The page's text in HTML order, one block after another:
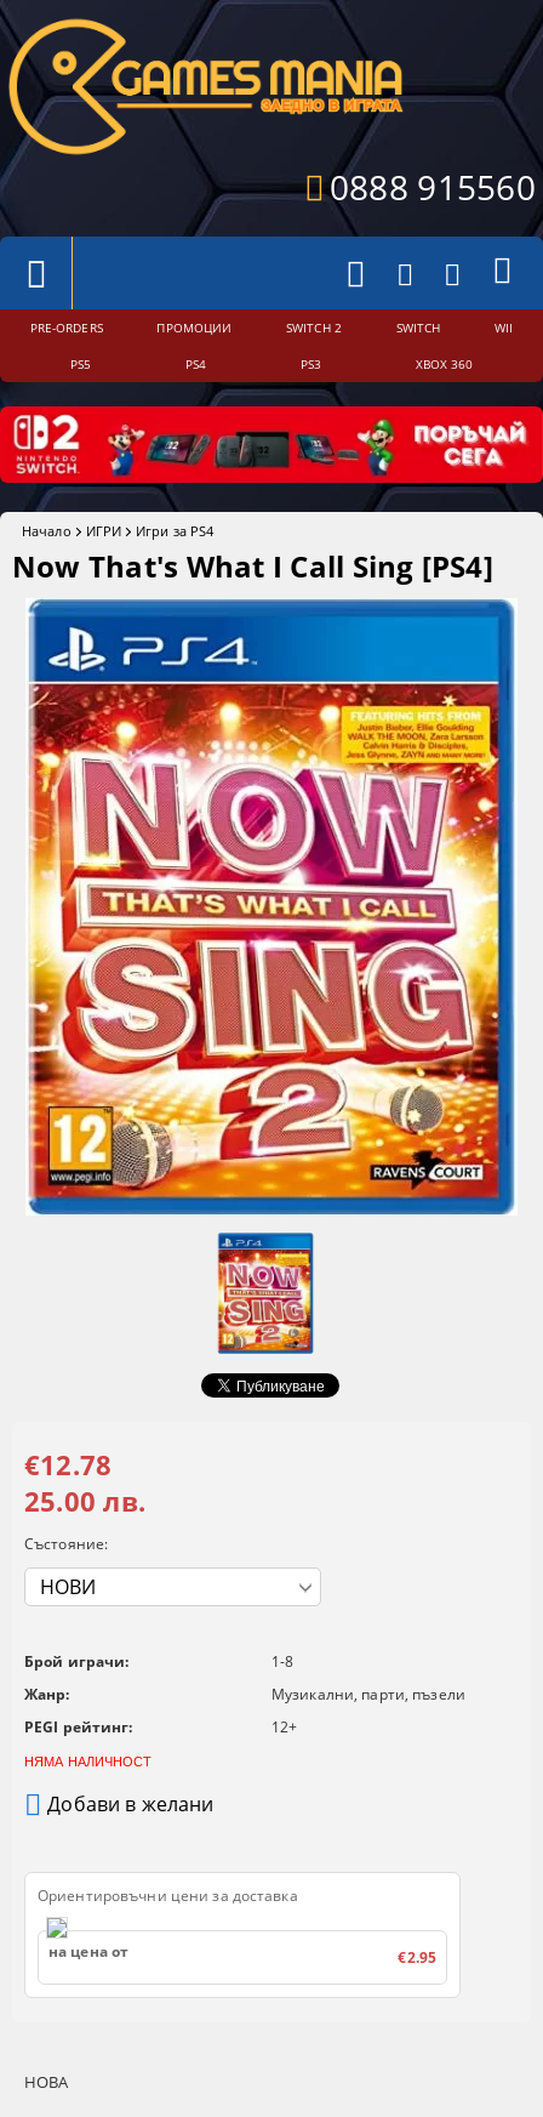
0888 915560
PRE-ORDERS ПРОМОЦИИ SWITCH 2 SWITCH WII
PS5 PS4 PS3 XBOX 360
Начало ИГРИ Игри за PS4
Now That's What I Call Sing [PS4]
НОВА
€12.78
25.00 лв.
Състояние:
Брой играчи:
1-8
Жанр:
Музикални, парти, пъзели
PEGI рейтинг:
12+
НЯМА НАЛИЧНОСТ
Добави в желани
Ориентировъчни цени за доставка
на цена от €2.95